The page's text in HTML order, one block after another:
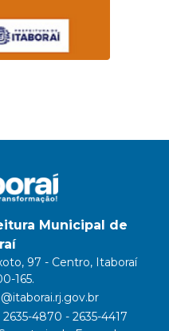
Municipal de
97 - Centro, Itaboraí
165.
2635-4870 - 2635-4417